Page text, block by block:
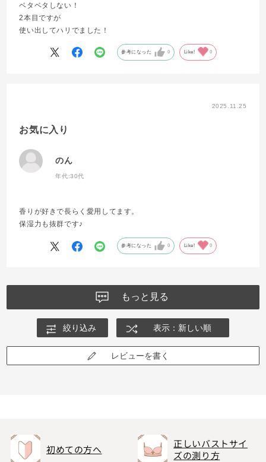
ベタベタしない！
2本目ですが
使い出してハリでました！
参考になった 0 Like! 0
2025.11.25
お気に入り
のん
年代:30代
香りが好きで長らく愛用してます。
保湿力も抜群です♪
参考になった 0 Like! 0
もっと見る
絞り込み 表示：新しい順
レビューを書く
初めての方へ
正しいバストサイ
ズの測り方